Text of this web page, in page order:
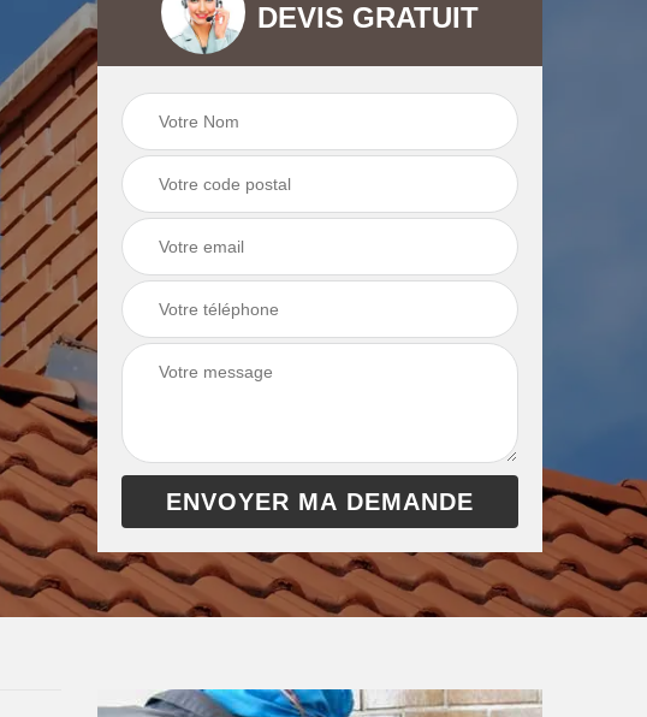
et pose de
à bois et
granulé 13
Ramonage de
chaudière 13
Ramonage de
cheminée 13
DEVIS GRATUIT